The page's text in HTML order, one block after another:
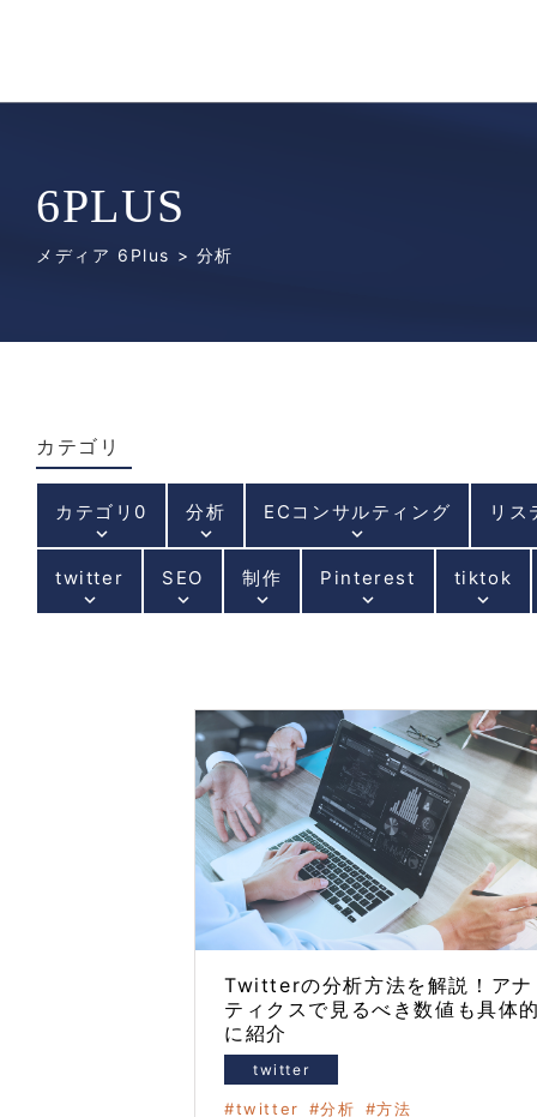
6PLUS
メディア 6Plus > 分析
カテゴリ
カテゴリ0
keyboard_arrow_down
分析
keyboard_arrow_down
ECコンサルティング
keyboard_arrow_down
リス
twitter
keyboard_arrow_down
SEO
keyboard_arrow_down
制作
keyboard_arrow_down
Pinterest
keyboard_arrow_down
tiktok
keyboard_arrow_down
Twitterの分析方法を解説！アナ
ティクスで見るべき数値も具体
に紹介
twitter
twitter 分析 方法